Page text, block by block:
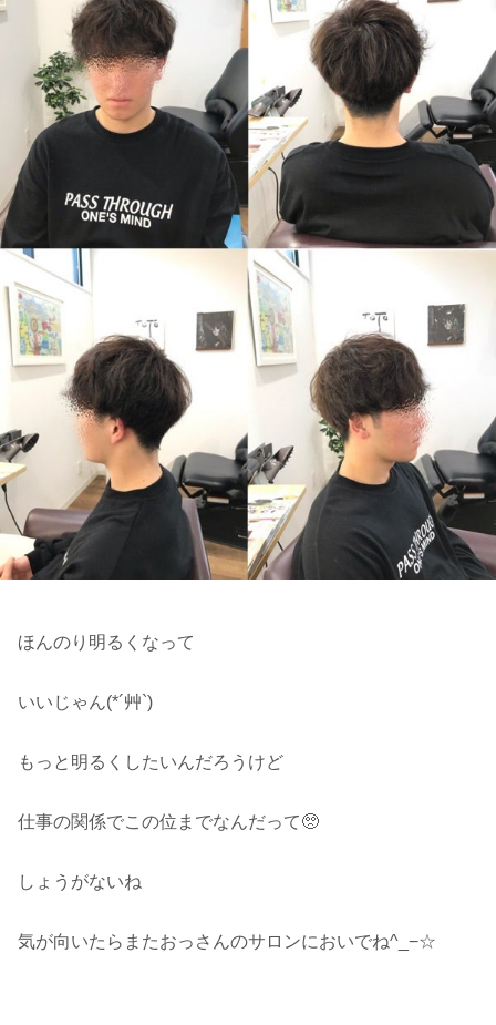
ほんのり明るくなって
いいじゃん(*´艸`)
もっと明るくしたいんだろうけど
仕事の関係でこの位までなんだって🥺
しょうがないね
気が向いたらまたおっさんのサロンにおいでね^_−☆